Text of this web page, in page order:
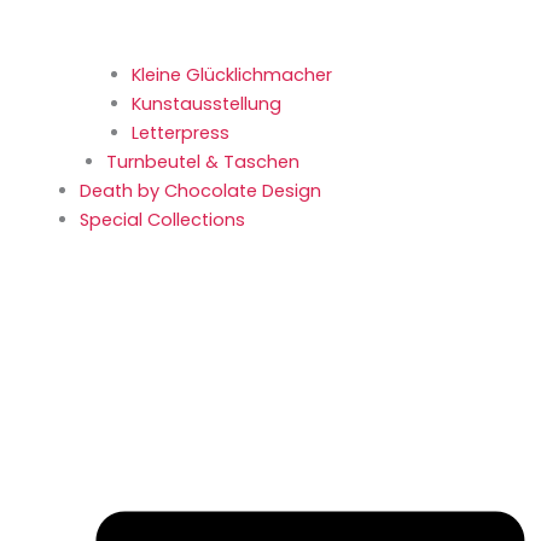
Kleine Glücklich­macher
Kunstaus­stellung
Letterpress
Turnbeutel & Taschen
Death by Chocolate Design
Special Collections